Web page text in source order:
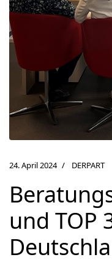
24. April 2024 DERPART
und TOP